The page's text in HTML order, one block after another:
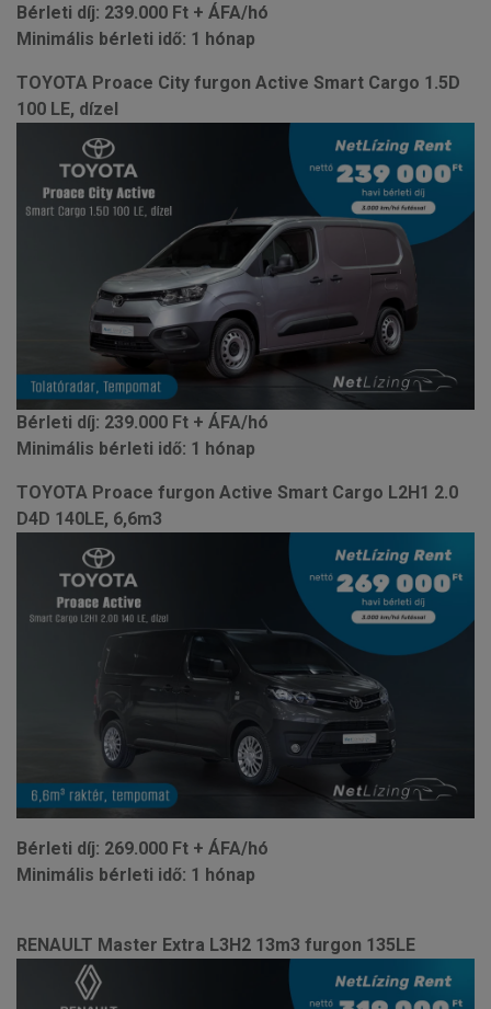
Bérleti díj: 239.000 Ft + ÁFA/hó
Minimális bérleti idő: 1 hónap
TOYOTA Proace City furgon Active Smart Cargo 1.5D
100 LE, dízel
Bérleti díj: 239.000 Ft + ÁFA/hó
Minimális bérleti idő: 1 hónap
TOYOTA Proace furgon Active Smart Cargo L2H1 2.0
D4D 140LE, 6,6m3
Bérleti díj: 269.000 Ft + ÁFA/hó
Minimális bérleti idő: 1 hónap
RENAULT Master Extra L3H2 13m3 furgon 135LE